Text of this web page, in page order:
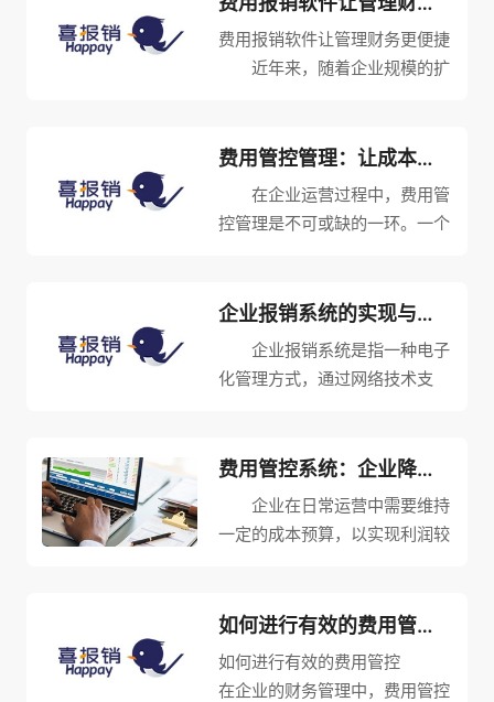
我们的财务收益和效益。
首先，预算管理需要我们明确我
费用报销软件让管理财务更便捷
近年来，随着企业规模的扩
缺的一部分。而费用报销软件通
过自动化报销流程和完善的审核
机制，已经成为了许多企业进
费用管控管理：让成本更可控
在企业运营过程中，费用管
控管理是不可或缺的一环。一个
力，增强盈利能力。下面，我们
将详细介绍费用管控管理的优势
及方法。 首先，费用管控
企业报销系统的实现与优化促进企业的长期健康发展
企业报销系统是指一种电子
化管理方式，通过网络技术支
请、审批、核算、记录等一系列
过程，以实现企业内部各类费用
的科学化管理。在如今越来越重
费用管控系统：企业降低成本的有力工具
企业在日常运营中需要维持
一定的成本预算，以实现利润较
得越来越重要。那么，如何做好
预算管理呢？ 第一，制定
预算计划 在开展任何预算...
如何进行有效的费用管控？需要注意哪些事项？
如何进行有效的费用管控
在企业的财务管理中，费用管控